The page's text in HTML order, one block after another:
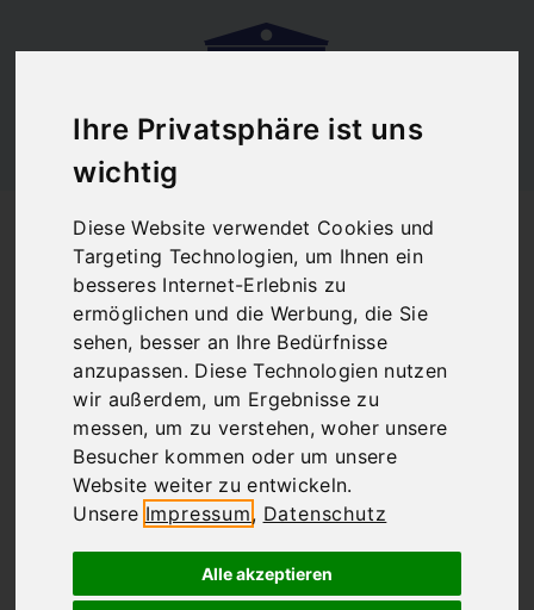
Ihre Privatsphäre ist uns
wichtig
Diese Website verwendet Cookies und
Targeting Technologien, um Ihnen ein
besseres Internet-Erlebnis zu
ermöglichen und die Werbung, die Sie
sehen, besser an Ihre Bedürfnisse
anzupassen. Diese Technologien nutzen
wir außerdem, um Ergebnisse zu
messen, um zu verstehen, woher unsere
Besucher kommen oder um unsere
Website weiter zu entwickeln.
Unsere Impressum, Datenschutz
Alle akzeptieren
Ouzo-Verkostung in der Brettos Bar
Ouzo-Verkostung in
der Brettos Bar
There are no posts matching your selection.